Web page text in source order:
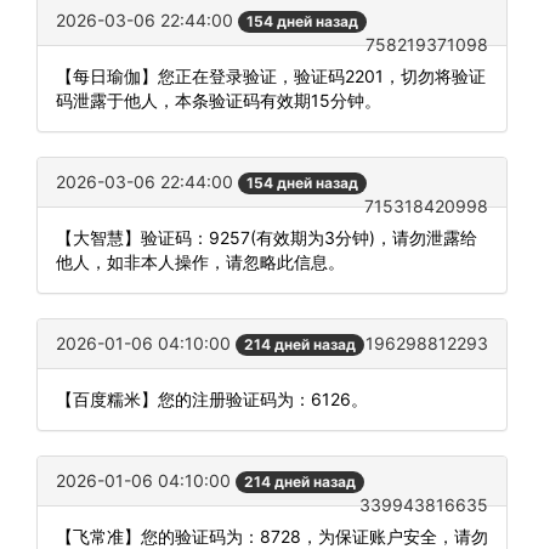
2026-03-06 22:44:00 154 дней назад
758219371098
【每日瑜伽】您正在登录验证，验证码2201，切勿将验证
码泄露于他人，本条验证码有效期15分钟。
2026-03-06 22:44:00 154 дней назад
715318420998
【大智慧】验证码：9257(有效期为3分钟)，请勿泄露给
他人，如非本人操作，请忽略此信息。
2026-01-06 04:10:00 214 дней назад 196298812293
【百度糯米】您的注册验证码为：6126。
2026-01-06 04:10:00 214 дней назад
339943816635
【飞常准】您的验证码为：8728，为保证账户安全，请勿